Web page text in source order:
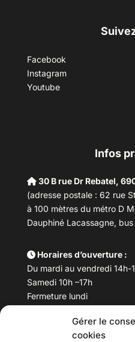
Gérer le
cookies
Facebook
Instagram
Youtube
Infos
30 B rue Dr Rebatel,
(adresse postale : 62 rue
à 100 mètres du métro D
Dauphiné Lacassagne,
Horaires d’ouverture :
Du mardi au vendredi 14h-
Samedi 10h –17h
Fermeture lundi
Téléphone :
04 78 53